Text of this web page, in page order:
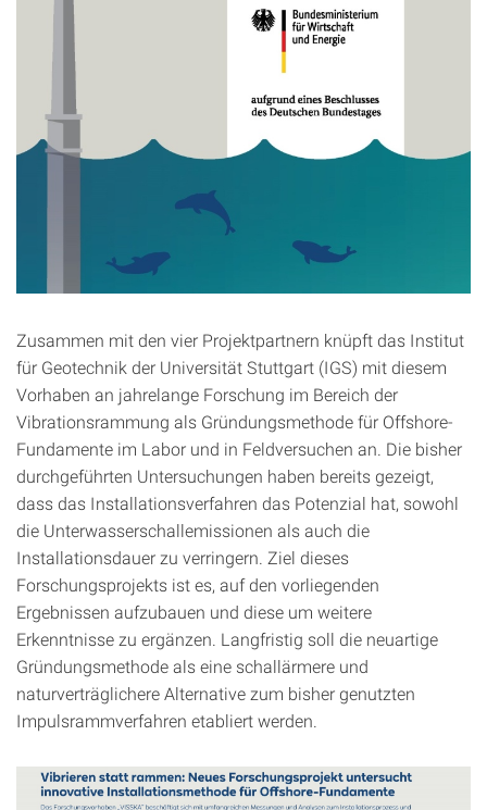
Zusammen mit den vier Projektpartnern knüpft das Institut
für Geotechnik der Universität Stuttgart (IGS) mit diesem
Vorhaben an jahrelange Forschung im Bereich der
Vibrationsrammung als Gründungsmethode für Offshore-
Fundamente im Labor und in Feldversuchen an. Die bisher
durchgeführten Untersuchungen haben bereits gezeigt,
dass das Installationsverfahren das Potenzial hat, sowohl
die Unterwasserschallemissionen als auch die
Installationsdauer zu verringern. Ziel dieses
Forschungsprojekts ist es, auf den vorliegenden
Ergebnissen aufzubauen und diese um weitere
Erkenntnisse zu ergänzen. Langfristig soll die neuartige
Gründungsmethode als eine schallärmere und
naturverträglichere Alternative zum bisher genutzten
Impulsrammverfahren etabliert werden.